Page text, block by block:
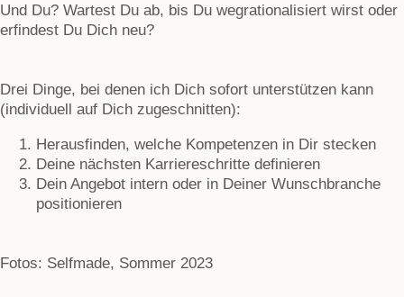
Und Du? Wartest Du ab, bis Du wegrationalisiert wirst oder
erfindest Du Dich neu?
Drei Dinge, bei denen ich Dich sofort unterstützen kann
(individuell auf Dich zugeschnitten):
Herausfinden, welche Kompetenzen in Dir stecken
Deine nächsten Karriereschritte definieren
Dein Angebot intern oder in Deiner Wunschbranche
positionieren
Fotos: Selfmade, Sommer 2023